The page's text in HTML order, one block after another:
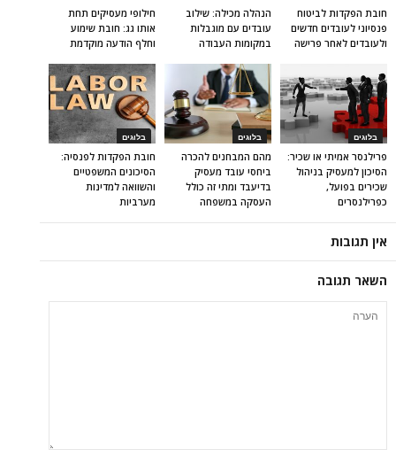
חילופי מעסיקים תחת
אותו גג: חובת שימוע
וחלף הודעה מוקדמת
הנהלה מכילה: שילוב
עובדים עם מוגבלות
במקומות העבודה
חובת הפקדות לביטוח
פנסיוני לעובדים חדשים
ולעובדים לאחר פרישה
בלוגים
חובת הפקדות לפנסיה:
הסיכונים המשפטיים
והשוואה למדינות
מערביות
בלוגים
מהם המבחנים להכרה
ביחסי עובד מעסיק
בדיעבד ומתי זה כולל
העסקה במשפחה
בלוגים
פרילנסר אמיתי או שכיר:
הסיכון למעסיק בניהול
שכירים בפועל,
כפרילנסרים
אין תגובות
השאר תגובה